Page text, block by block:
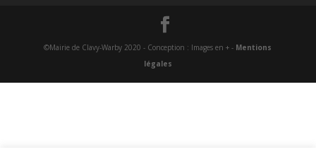
©Mairie de Clavy-Warby 2020 - Conception : Images en + - Mentions
légales